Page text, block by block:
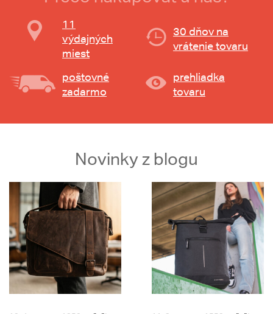
11
výdajných
miest
30 dňov na
vrátenie tovaru
poštovné
zadarmo
prehliadka
tovaru
Novinky z blogu